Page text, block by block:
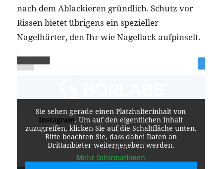
nach dem Ablackieren gründlich. Schutz vor
Rissen bietet übrigens ein spezieller
Nagelhärter, den Ihr wie Nagellack aufpinselt.
Sie sehen gerade einen Platzhalterinhalt von
Instagram. Um auf den eigentlichen Inhalt
zuzugreifen, klicken Sie auf die Schaltfläche unten.
Bitte beachten Sie, dass dabei Daten an
Drittanbieter weitergegeben werden.
Mehr Informationen